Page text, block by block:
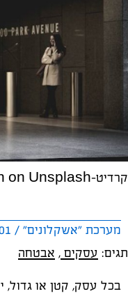
קרדיט-Photo by Collin on Unsplash
מערכת "אשקלונים" / 15:01 01.12.25
תגים: עסקים , אבטחה
בכל עסק, קטן או גדול,